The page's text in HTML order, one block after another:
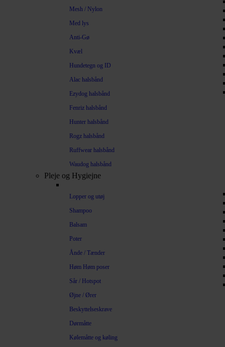
Mesh / Nylon
Med lys
Anti-Gø
Kvæl
Hundetegn og ID
Alac halsbånd
Ezydog halsbånd
Fenriz halsbånd
Hunter halsbånd
Rogz halsbånd
Ruffwear halsbånd
Waudog halsbånd
Pleje og Hygiejne
Lopper og utøj
Shampoo
Balsam
Poter
Ånde / Tænder
Høm Høm poser
Sår / Hotspot
Øjne / Ører
Beskyttelseskrave
Dørmåtte
Kølemåtte og køling